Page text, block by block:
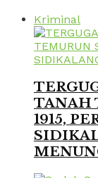
Kriminal
TANAH
1915,